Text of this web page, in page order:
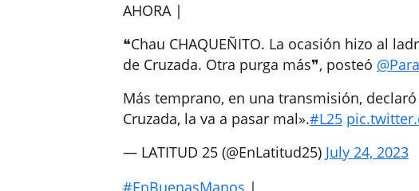
AHORA |
❝Chau CHAQUEÑITO. La ocasión hizo al
de Cruzada. Otra purga más❞, posteó
Más temprano, en una transmisión,
Cruzada, la va a pasar mal».#L25
— LATITUD 25 (@EnLatitud25) July 24, 2023
#EnBuenasManos |